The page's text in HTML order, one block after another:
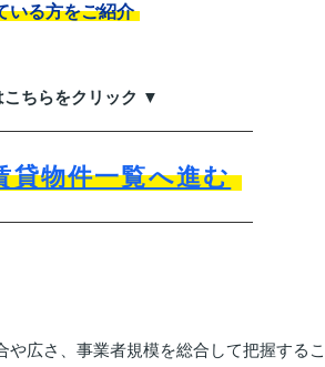
いる方をご紹介
ちらをクリック ▼
貸物件一覧へ進む
広さ、事業者規模を総合して把握する